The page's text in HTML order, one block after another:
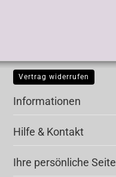
Vertrag widerrufen
Informationen
Hilfe & Kontakt
Ihre persönliche Seite